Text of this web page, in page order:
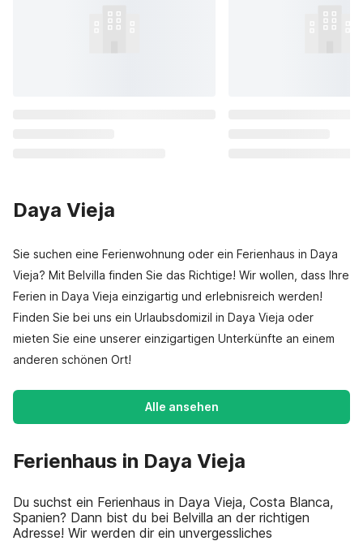
Daya Vieja
Sie suchen eine Ferienwohnung oder ein Ferienhaus in Daya
Vieja? Mit Belvilla finden Sie das Richtige! Wir wollen, dass Ihre
Ferien in Daya Vieja einzigartig und erlebnisreich werden!
Finden Sie bei uns ein Urlaubsdomizil in Daya Vieja oder
mieten Sie eine unserer einzigartigen Unterkünfte an einem
anderen schönen Ort!
Alle ansehen
Ferienhaus in Daya Vieja
Du suchst ein Ferienhaus in Daya Vieja, Costa Blanca,
Spanien? Dann bist du bei Belvilla an der richtigen
Adresse! Wir werden dir ein unvergessliches